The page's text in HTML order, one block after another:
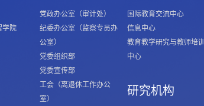
学院
党政办公室（审计处）
纪委办公室（监察专员办
公室）
党委组织部
党委宣传部
工会（离退休工作办公
室）
国际教育交流中心
信息中心
教育教学研究与教师培训
中心
研究机构